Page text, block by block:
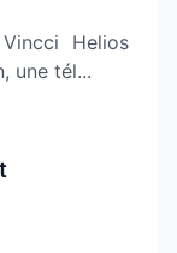
Helios
une tél...